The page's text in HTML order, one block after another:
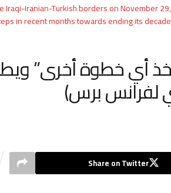
Iranian-Turkish borders on November
in recent months towards ending its
أي خطوة أخرى”
لفرانس برس)
Share on Twitter